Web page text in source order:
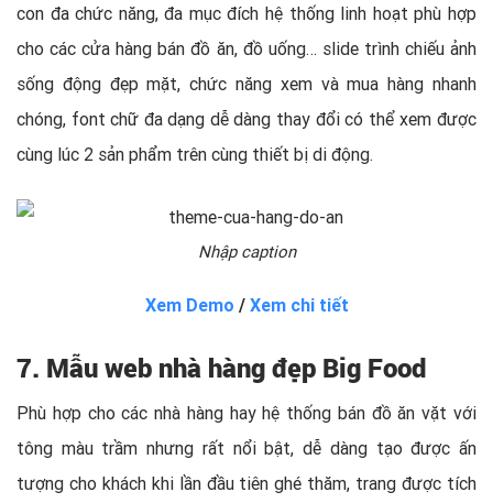
con đa chức năng, đa mục đích hệ thống linh hoạt phù hợp
cho các cửa hàng bán đồ ăn, đồ uống… slide trình chiếu ảnh
sống động đẹp mặt, chức năng xem và mua hàng nhanh
chóng, font chữ đa dạng dễ dàng thay đổi có thể xem được
cùng lúc 2 sản phẩm trên cùng thiết bị di động.
Nhập caption
Xem Demo / Xem chi tiết
7. Mẫu web nhà hàng đẹp Big Food
Phù hợp cho các nhà hàng hay hệ thống bán đồ ăn vặt với
tông màu trầm nhưng rất nổi bật, dễ dàng tạo được ấn
tượng cho khách khi lần đầu tiên ghé thăm, trang được tích